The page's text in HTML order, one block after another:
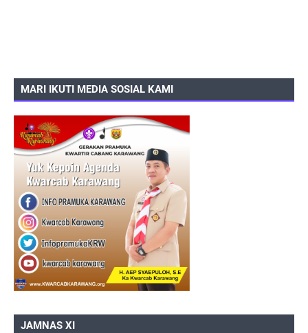
MARI IKUTI MEDIA SOSIAL KAMI
JAMNAS XI